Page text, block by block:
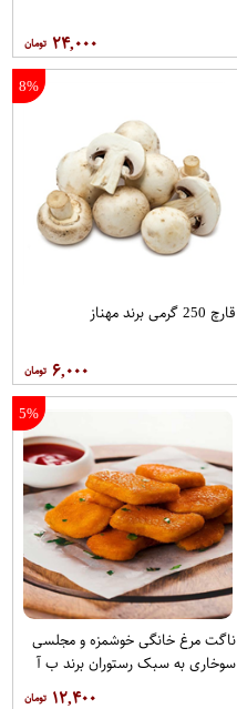
۲۴,۰۰۰
8%
قارچ 250 گرمی برند مهناز
۶,۰۰۰
5%
ناگت مرغ خانگی خوشمزه و مجلسی
سوخاری به سبک رستوران برند ب آ
۱۲,۴۰۰